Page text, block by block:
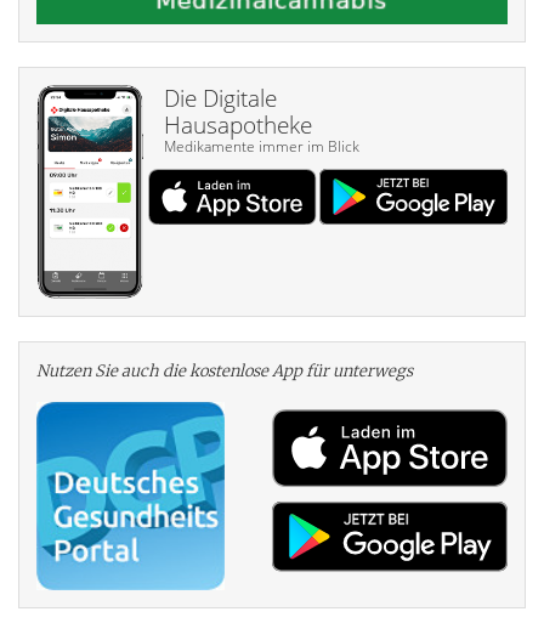
Die Digitale
Hausapotheke
Medikamente immer im Blick
Nutzen Sie auch die kosten­lose App für unterwegs